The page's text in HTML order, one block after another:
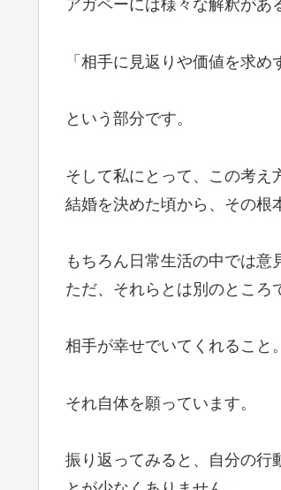
アガペーには様々な解釈があ
「相手に見返りや価値を求め
という部分です。
そして私にとって、この考え
結婚を決めた頃から、その根
もちろん日常生活の中では意
ただ、それらとは別のところ
相手が幸せでいてくれること。
それ自体を願っています。
振り返ってみると、自分の行